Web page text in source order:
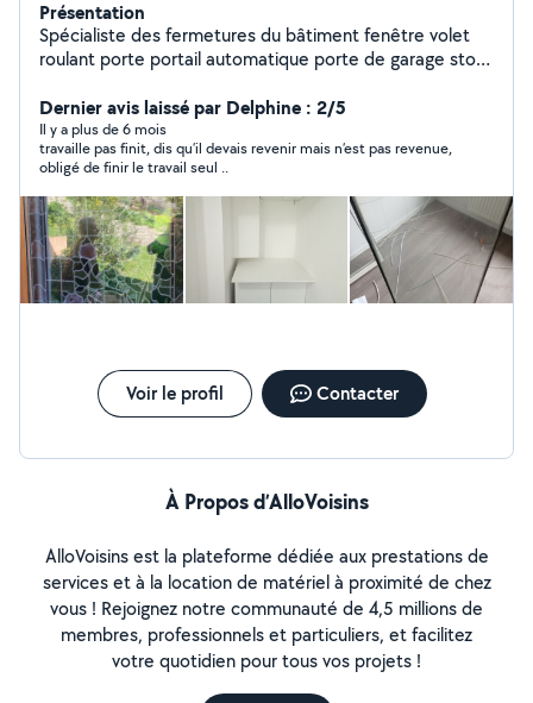
Présentation
Spécialiste des fermetures du bâtiment fenêtre volet
roulant porte portail automatique porte de garage store
au tel 24/7 hésitez pas758391196
Dernier avis laissé par Delphine : 2/5
Il y a plus de 6 mois
travaille pas finit, dis qu’il devais revenir mais n’est pas revenue,
obligé de finir le travail seul ..
Voir le profil Contacter
À Propos d’AlloVoisins
AlloVoisins est la plateforme dédiée aux prestations de
services et à la location de matériel à proximité de chez
vous ! Rejoignez notre communauté de 4,5 millions de
membres, professionnels et particuliers, et facilitez
votre quotidien pour tous vos projets !